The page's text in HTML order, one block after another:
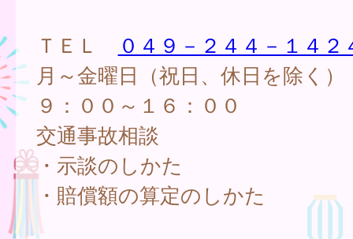
ＴＥＬ
０４９－２４４－１４２
月～金曜日（祝日、休日を除く）
９：００～１６：００
交通事故相談
・示談のしかた
・賠償額の算定のしかた